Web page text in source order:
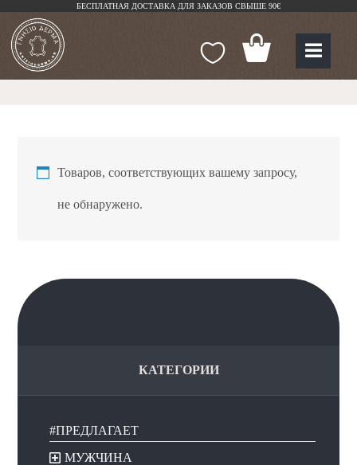
БЕСПЛАТНАЯ ДОСТАВКА ДЛЯ ЗАКАЗОВ СВЫШЕ 90€
Товаров, соответствующих вашему запросу,
не обнаружено.
КАТЕГОРИИ
#ПРЕДЛАГАЕТ
МУЖЧИНА